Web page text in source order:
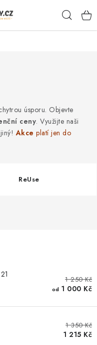
úsporu. Objevte
ceny. Využijte naši
jiný!Akce platí jen do
ReUse
1 250 Kč
od 1 000 Kč
1 350 Kč
1 215 Kč